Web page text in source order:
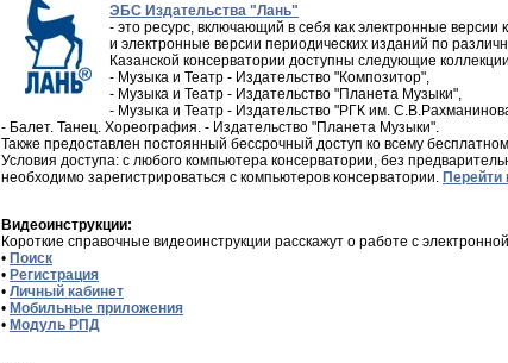
ЭБС Издательства "Лань"
- это ресурс, включающий в себя как электронные версии
и электронные версии периодических изданий по
Казанской консерватории доступны следующие
- Музыка и Театр - Издательство "Композитор",
- Музыка и Театр - Издательство "Планета Музыки",
- Музыка и Театр - Издательство "РГК им.
- Балет. Танец. Хореография. - Издательство "Планета Музыки".
Также предоставлен постоянный бессрочный доступ ко всему
Условия доступа: с любого компьютера консерватории, без
необходимо зарегистрироваться с компьютеров консерватории. Перейти
Видеоинструкции:
Короткие справочные видеоинструкции расскажут о работе с
• Поиск
• Регистрация
• Личный кабинет
• Мобильные приложения
• Модуль РПД